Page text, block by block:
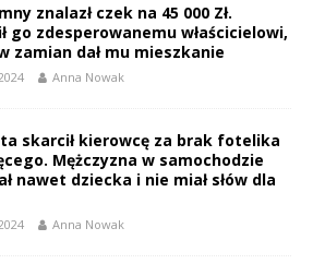
znalazł czek na 45 000 Zł.
go zdesperowanemu właścicielowi,
zamian dał mu mieszkanie
Anna Nowak
skarcił kierowcę za brak fotelika
Mężczyzna w samochodzie
nawet dziecka i nie miał słów dla
Anna Nowak